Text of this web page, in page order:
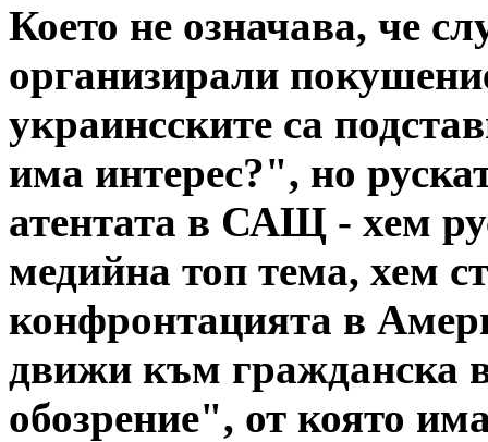
Което не означава, че
организирали
украинсските са
има интерес?", но
атентата в САЩ - хем
медийна топ тема, хем
конфронтацията в
движи към гражданска
обозрение", от която